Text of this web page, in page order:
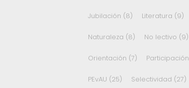
Jubilación (8) Literatura (9)
Naturaleza (8) No lectivo (9)
Orientación (7) Participación
PEvAU (25) Selectividad (27)